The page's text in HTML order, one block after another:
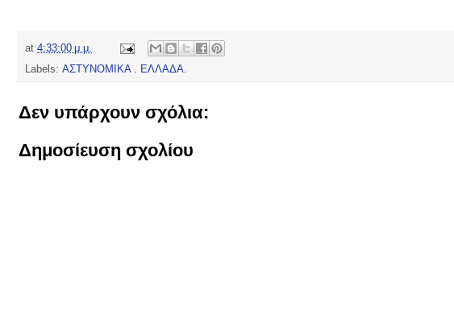
at 4:33:00 μ.μ.
Labels: ΑΣΤΥΝΟΜΙΚΑ . ΕΛΛΑΔΑ.
Δεν υπάρχουν σχόλια:
Δημοσίευση σχολίου